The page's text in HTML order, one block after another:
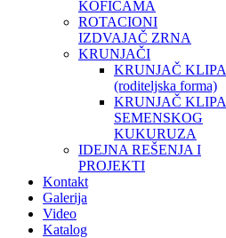
KOFICAMA
ROTACIONI
IZDVAJAČ ZRNA
KRUNJAČI
KRUNJAČ KLIPA
(roditeljska forma)
KRUNJAČ KLIPA
SEMENSKOG
KUKURUZA
IDEJNA REŠENJA I
PROJEKTI
Kontakt
Galerija
Video
Katalog